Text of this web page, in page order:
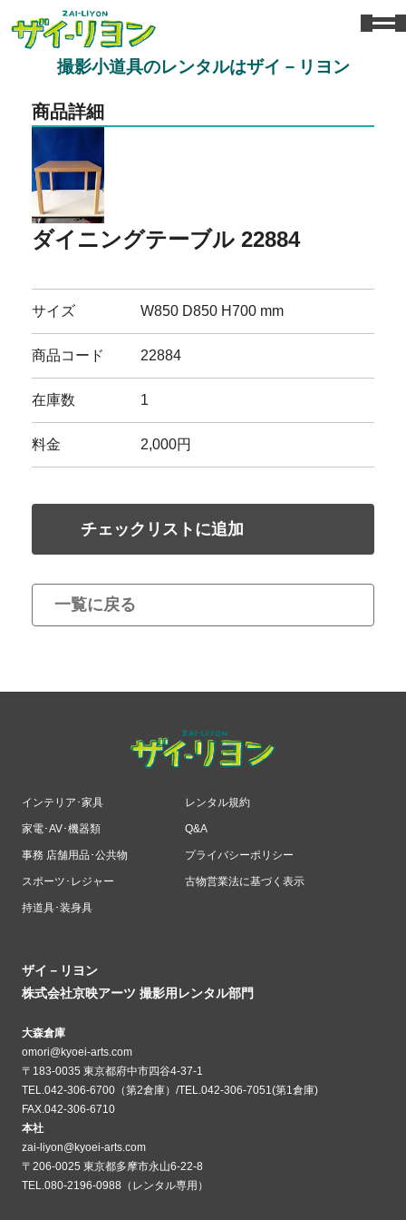
撮影小道具のレンタルはザイ－リヨン
商品詳細
ダイニングテーブル 22884
サイズ W850 D850 H700 mm
商品コード 22884
在庫数 1
料金 2,000円
チェックリストに追加
一覧に戻る
インテリア･家具
家電･AV･機器類
事務 店舗用品･公共物
スポーツ･レジャー
持道具･装身具
レンタル規約
Q&A
プライバシーポリシー
古物営業法に基づく表示
ザイ－リヨン
株式会社京映アーツ 撮影用レンタル部門
大森倉庫
omori@kyoei-arts.com
〒183-0035 東京都府中市四谷4-37-1
TEL.042-306-6700（第2倉庫）/TEL.042-306-7051(第1倉庫)
FAX.042-306-6710
本社
zai-liyon@kyoei-arts.com
〒206-0025 東京都多摩市永山6-22-8
TEL.080-2196-0988（レンタル専用）